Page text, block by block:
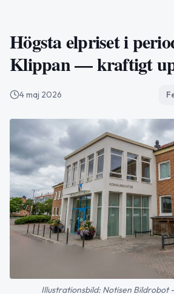
Högsta elpriset i
Klippan — kraftigt
4 maj 2026
Illustrationsbild: Notisen Bildrobot